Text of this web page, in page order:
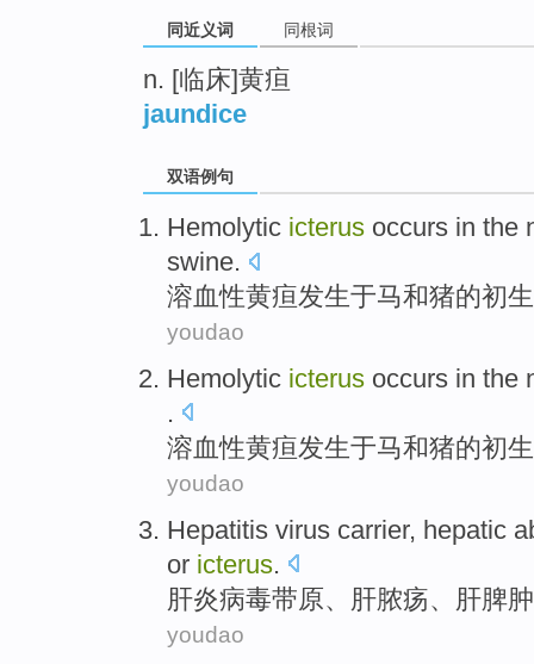
同近义词 同根词
n. [临床]黄疸
jaundice
双语例句
Hemolytic icterus occurs in the
swine.
溶血性黄疸发生于马和猪的初生
youdao
Hemolytic icterus occurs in the
.
溶血性黄疸发生于马和猪的初生
youdao
Hepatitis virus carrier, hepatic
or icterus.
肝炎病毒带原、 肝脓疡、 肝脾
youdao